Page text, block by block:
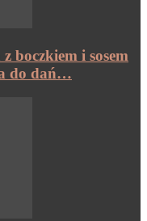
boczkiem i sosem
do dań…